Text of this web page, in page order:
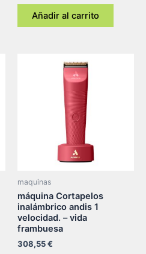
Añadir al carrito
maquinas
máquina Cortapelos
inalámbrico andis 1
velocidad. – vida
frambuesa
308,55€